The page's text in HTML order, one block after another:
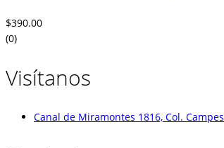
$390.00
(0)
Visítanos
Canal de Miramontes 1816, Col.